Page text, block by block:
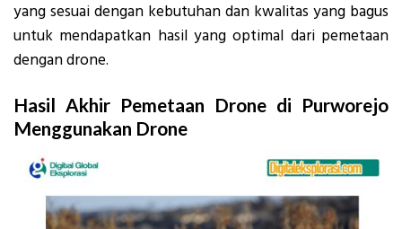
yang sesuai dengan kebutuhan dan kwalitas yang bagus
untuk mendapatkan hasil yang optimal dari pemetaan
dengan drone.
Hasil Akhir Pemetaan Drone di Purworejo
Menggunakan Drone